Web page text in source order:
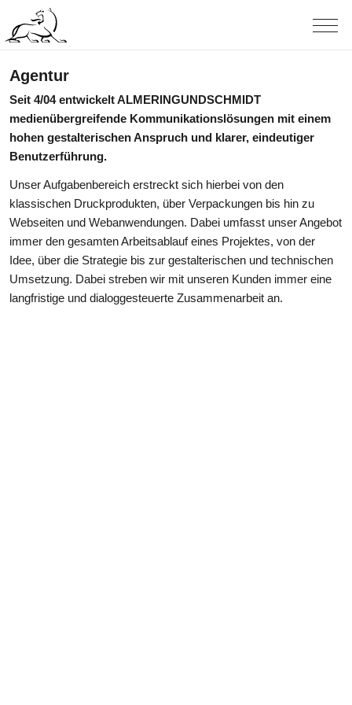
Agentur
Seit 4/04 entwickelt ALMERINGUNDSCHMIDT
medienübergreifende Kommunikationslösungen mit einem
hohen gestalterischen Anspruch und klarer, eindeutiger
Benutzerführung.
Unser Aufgabenbereich erstreckt sich hierbei von den
klassischen Druckprodukten, über Verpackungen bis hin zu
Webseiten und Webanwendungen. Dabei umfasst unser Angebot
immer den gesamten Arbeitsablauf eines Projektes, von der
Idee, über die Strategie bis zur gestalterischen und technischen
Umsetzung. Dabei streben wir mit unseren Kunden immer eine
langfristige und dialoggesteuerte Zusammenarbeit an.